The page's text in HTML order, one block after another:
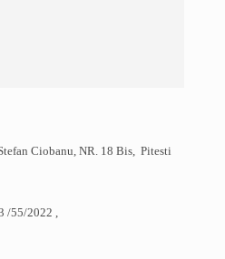
Ciobanu, NR. 18 Bis, Pitesti
/55/2022 ,